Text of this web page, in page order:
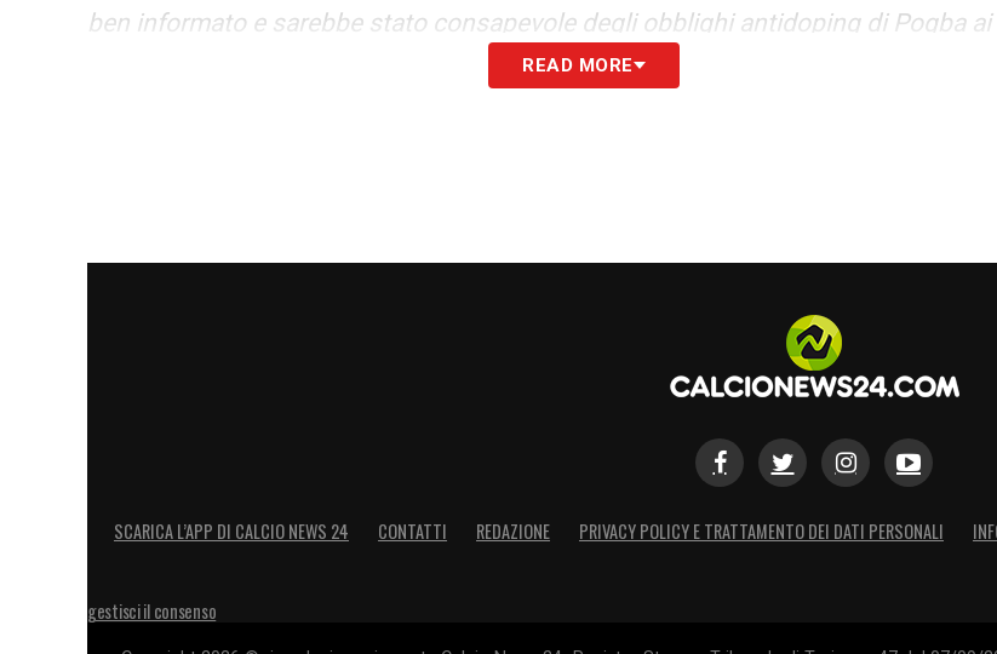
ben informato e sarebbe stato consapevole degli obblighi antidoping di Pogba
del Codice mondiale antidoping. Il signor Pogba ha chiesto una sanzione di soli
avrebbe dovuto prestare maggiore attenzione date le circostanze».
READ MORE
SCARICA L’APP DI CALCIO NEWS 24 CONTATTI REDAZIONE PRIVACY POLICY E TRATTAMENTO DEI DATI PERSONALI
gestisci il consenso